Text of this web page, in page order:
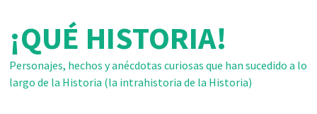
contenido
¡QUÉ HISTORIA!
Personajes, hechos y anécdotas curiosas que han sucedido a lo
largo de la Historia (la intrahistoria de la Historia)